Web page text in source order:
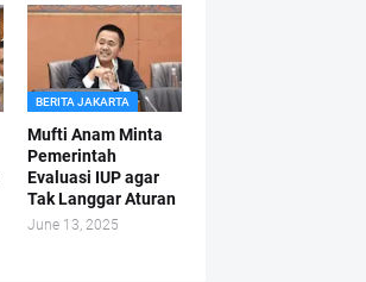
BERITA JAKARTA
Mufti Anam Minta
Pemerintah
Evaluasi IUP agar
Tak Langgar Aturan
June 13, 2025